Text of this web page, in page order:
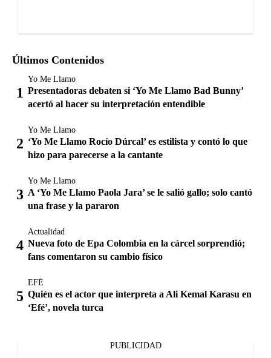
Últimos Contenidos
Yo Me Llamo
Presentadoras debaten si ‘Yo Me Llamo Bad Bunny’
acertó al hacer su interpretación entendible
Yo Me Llamo
‘Yo Me Llamo Rocío Dúrcal’ es estilista y contó lo que
hizo para parecerse a la cantante
Yo Me Llamo
A ‘Yo Me Llamo Paola Jara’ se le salió gallo; solo cantó
una frase y la pararon
Actualidad
Nueva foto de Epa Colombia en la cárcel sorprendió;
fans comentaron su cambio físico
EFÉ
Quién es el actor que interpreta a Ali Kemal Karasu en
‘Efé’, novela turca
PUBLICIDAD